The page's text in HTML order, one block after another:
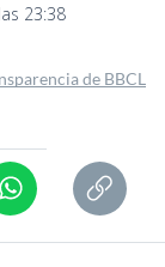
23:38
de BBCL